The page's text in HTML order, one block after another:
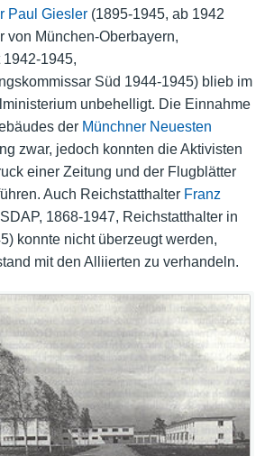
Paul Giesler(1895-1945, ab 1942
von München-Oberbayern,
1945,
Süd 1944-1945) blieb im
unbehelligt. Die Einnahme
der Münchner Neuesten
zwar, jedoch konnten die Aktivisten
einer Zeitung und der Flugblätter
Auch Reichstatthalter Franz
1868-1947, Reichstatthalter in
konnte nicht überzeugt werden,
mit den Alliierten zu verhandeln.